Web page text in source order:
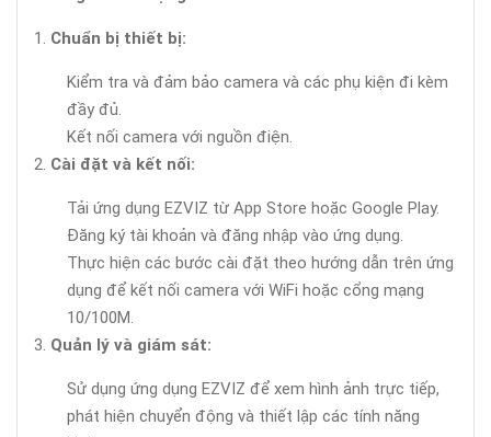
Chuẩn bị thiết bị:
Kiểm tra và đảm bảo camera và các phụ kiện đi kèm
đầy đủ.
Kết nối camera với nguồn điện.
Cài đặt và kết nối:
Tải ứng dụng EZVIZ từ App Store hoặc Google Play.
Đăng ký tài khoản và đăng nhập vào ứng dụng.
Thực hiện các bước cài đặt theo hướng dẫn trên ứng
dụng để kết nối camera với WiFi hoặc cổng mạng
10/100M.
Quản lý và giám sát:
Sử dụng ứng dụng EZVIZ để xem hình ảnh trực tiếp,
phát hiện chuyển động và thiết lập các tính năng